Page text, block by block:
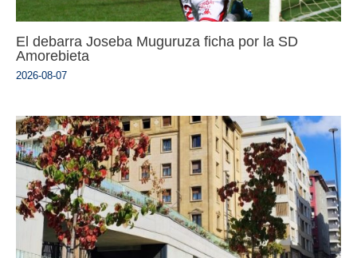
El debarra Joseba Muguruza ficha por la SD
Amorebieta
2026-08-07